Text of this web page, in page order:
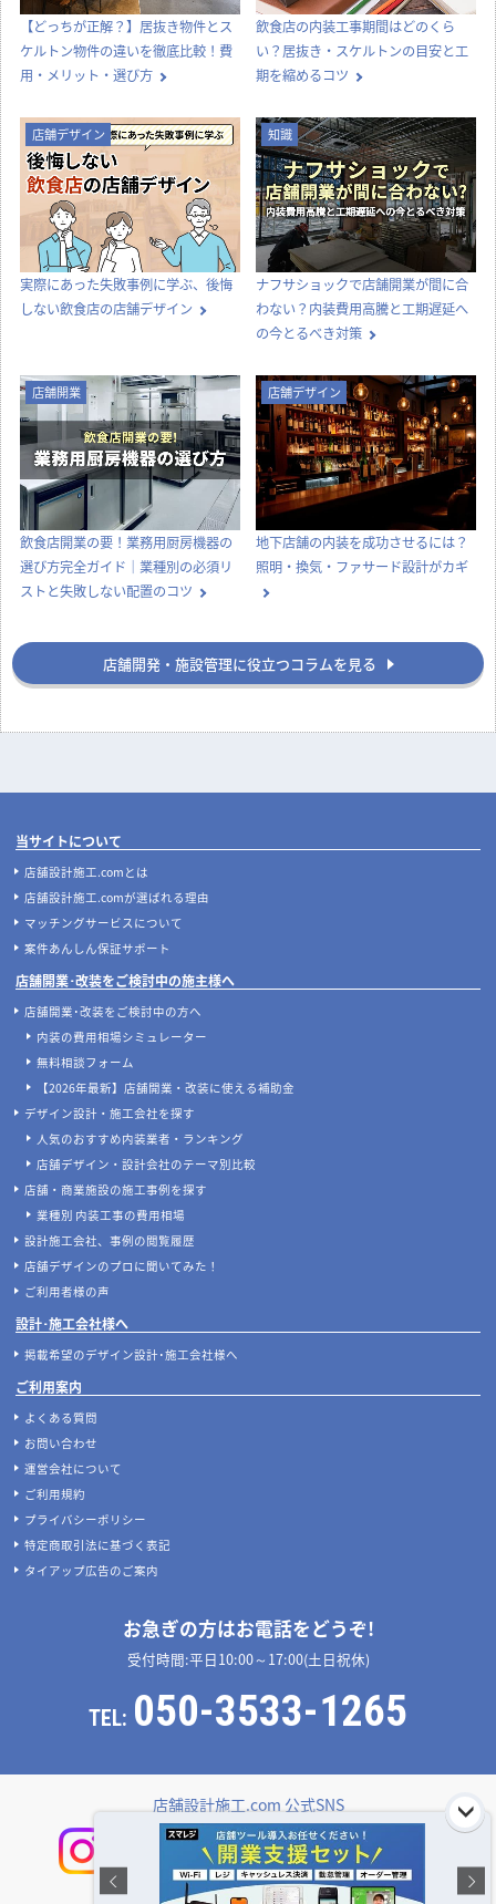
【どっちが正解？】居抜き物件とス
ケルトン物件の違いを徹底比較！費
用・メリット・選び方
飲食店の内装工事期間はどのくら
い？居抜き・スケルトンの目安と工
期を縮めるコツ
店舗デザイン
実際にあった失敗事例に学ぶ、後悔
しない飲食店の店舗デザイン
知識
ナフサショックで店舗開業が間に合
わない？内装費用高騰と工期遅延へ
の今とるべき対策
店舗開業
飲食店開業の要！業務用厨房機器の
選び方完全ガイド｜業種別の必須リ
ストと失敗しない配置のコツ
店舗デザイン
地下店舗の内装を成功させるには？
照明・換気・ファサード設計がカギ
店舗開発・施設管理に役立つコラムを見る
当サイトについて
店舗設計施工.comとは
店舗設計施工.comが選ばれる理由
マッチングサービスについて
案件あんしん保証サポート
店舗開業･改装をご検討中の施主様へ
店舗開業･改装をご検討中の方へ
内装の費用相場シミュレーター
無料相談フォーム
【2026年最新】店舗開業・改装に使える補助金
デザイン設計・施工会社を探す
人気のおすすめ内装業者・ランキング
店舗デザイン・設計会社のテーマ別比較
店舗・商業施設の施工事例を探す
業種別 内装工事の費用相場
設計施工会社、事例の閲覧履歴
店舗デザインのプロに聞いてみた！
ご利用者様の声
設計･施工会社様へ
掲載希望のデザイン設計･施工会社様へ
ご利用案内
よくある質問
お問い合わせ
運営会社について
ご利用規約
プライバシーポリシー
特定商取引法に基づく表記
タイアップ広告のご案内
お急ぎの方はお電話をどうぞ!
受付時間:平日10:00～17:00(土日祝休)
TEL: 050-3533-1265
店舗設計施工.com 公式SNS